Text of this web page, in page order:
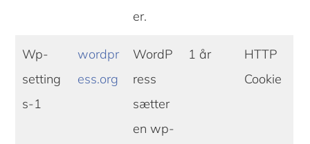
er.
Wp-
setting
s-1
wordpr
ess.org
WordP
ress
sætter
en wp-
1 år
HTTP
Cookie